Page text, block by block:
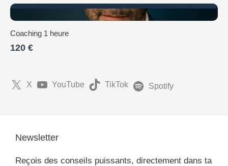
Coaching 1 heure
120 €
X YouTube TikTok Spotify
Newsletter
Reçois des conseils puissants, directement dans ta